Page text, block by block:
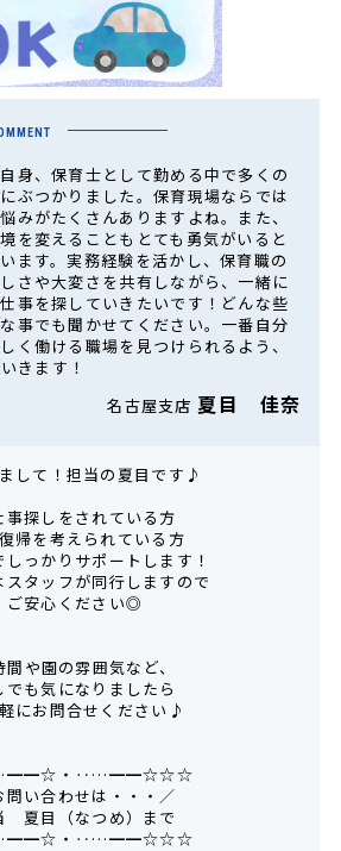
身、保育士として勤める中で多くの
ぶつかりました。保育現場ならでは
みがたくさんありますよね。また、
を変えることもとても勇気がいると
ます。実務経験を活かし、保育職の
さや大変さを共有しながら、一緒に
事を探していきたいです！どんな些
事でも聞かせてください。一番自分
く働ける職場を見つけられるよう、
きます！
名古屋支店 夏目 佳奈
して！担当の夏目です♪
事探しをされている方
帰を考えられている方
しっかりサポートします！
スタッフが同行しますので
ご安心ください◎
間や園の雰囲気など、
でも気になりましたら
にお問合せください♪
・‥…━━☆☆☆
問い合わせは・・・／
夏目（なつめ）まで
・‥…━━☆☆☆